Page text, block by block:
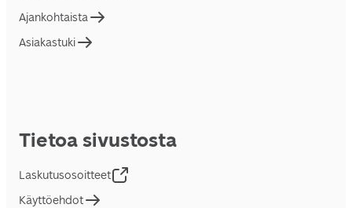
Ajankohtaista
Asiakastuki
Tietoa sivustosta
Laskutusosoitteet
Käyttöehdot